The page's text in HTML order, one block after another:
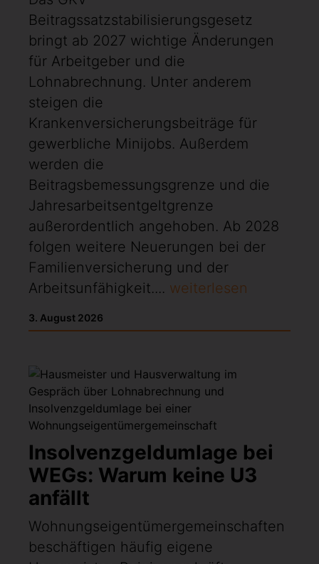
Beitragssatzstabilisierungsgesetz
bringt ab 2027 wichtige Änderungen
für Arbeitgeber und die
Lohnabrechnung. Unter anderem
steigen die
Krankenversicherungsbeiträge für
gewerbliche Minijobs. Außerdem
werden die
Beitragsbemessungsgrenze und die
Jahresarbeitsentgeltgrenze
außerordentlich angehoben. Ab 2028
folgen weitere Neuerungen bei der
Familienversicherung und der
Arbeitsunfähigkeit.... weiterlesen
3. August 2026
Insolvenzgeldumlage bei
WEGs: Warum keine U3
anfällt
Wohnungseigentümergemeinschaften
beschäftigen häufig eigene